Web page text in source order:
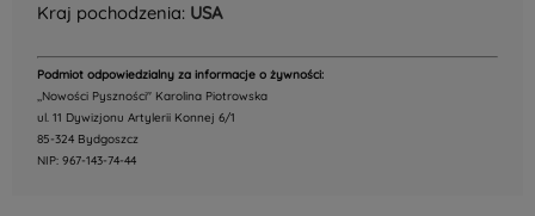
Kraj pochodzenia: USA
Podmiot odpowiedzialny za informacje o żywności:
,,Nowości Pyszności" Karolina Piotrowska
ul. 11 Dywizjonu Artylerii Konnej 6/1
85-324 Bydgoszcz
NIP: 967-143-74-44